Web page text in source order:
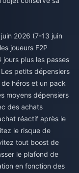
2026 (7-13 juin
joueurs F2P
plus les passes
petits dépensiers
héros et un pack
moyens dépensiers
des achats
réactif après le
le risque de
tout boost de
le plafond de
en fonction des